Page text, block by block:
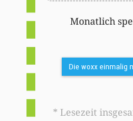
Monatlich
Die woxx einmalig
* Lesezeit